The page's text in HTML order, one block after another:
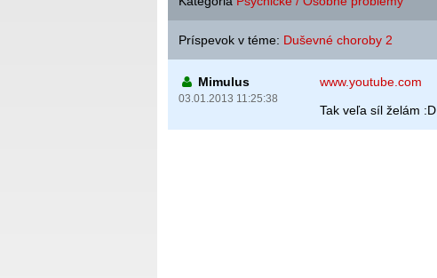
Príspevok v téme: Duševné choroby 2
Mimulus
03.01.2013 11:25:38
www.youtube.com
Tak veľa síl želám :D